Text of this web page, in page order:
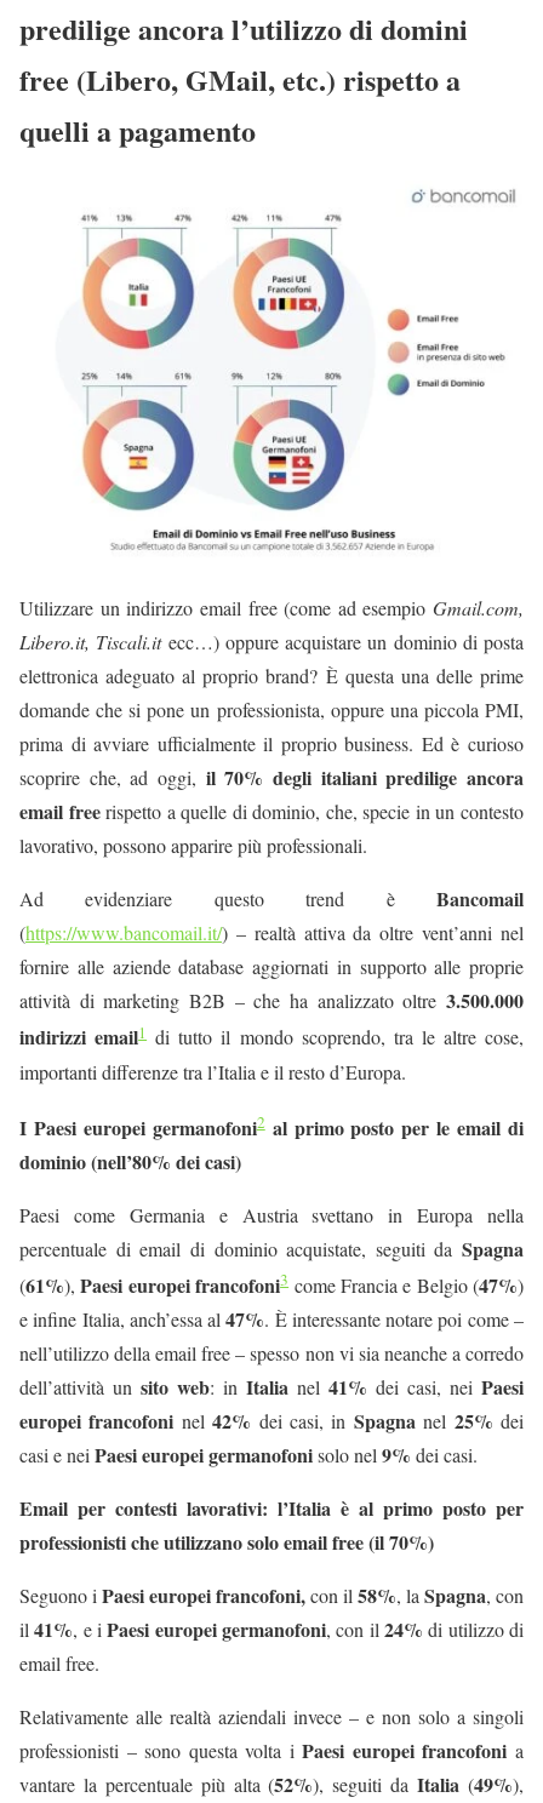
predilige ancora l’utilizzo di domini
free (Libero, GMail, etc.) rispetto a
quelli a pagamento
Utilizzare un indirizzo email free (come ad esempio Gmail.com,
Libero.it, Tiscali.itecc…) oppure acquistare un dominio di posta
elettronica adeguato al proprio brand? È questa una delle prime
domande che si pone un professionista, oppure una piccola PMI,
prima di avviare ufficialmente il proprio business. Ed è curioso
scoprire che, ad oggi, il 70% degli italiani predilige ancora
email freerispetto a quelle di dominio, che, specie in un contesto
lavorativo, possono apparire più professionali.
Ad evidenziare questo trend è Bancomail
(https://www.bancomail.it/) – realtà attiva da oltre vent’anni nel
fornire alle aziende database aggiornati in supporto alle proprie
attività di marketing B2B – che ha analizzato oltre 3.500.000
indirizzi email1 di tutto il mondo scoprendo, tra le altre cose,
importanti differenze tra l’Italia e il resto d’Europa.
I Paesi europei germanofoni2al primo posto per le email di
dominio (nell’80% dei casi)
Paesi come Germania e Austria svettano in Europa nella
percentuale di email di dominio acquistate, seguiti da Spagna
(61%),Paesi europei francofoni3 come Francia e Belgio (47%)
e infine Italia, anch’essa al47%. È interessante notare poi come –
nell’utilizzo della email free – spesso non vi sia neanche a corredo
dell’attività un sito web: in Italia nel 41% dei casi, nei Paesi
europei francofoni nel42% dei casi, in Spagnanel 25% dei
casi e neiPaesi europei germanofonisolo nel9% dei casi.
Email per contesti lavorativi: l’Italia è al primo posto per
professionisti che utilizzano solo email free (il 70%)
Seguono iPaesi europei francofoni,con il58%, laSpagna, con
il41%, e iPaesi europei germanofoni, con il24% di utilizzo di
email free.
Relativamente alle realtà aziendali invece – e non solo a singoli
professionisti – sono questa volta iPaesi europei francofoni a
vantare la percentuale più alta (52%), seguiti daItalia (49%),